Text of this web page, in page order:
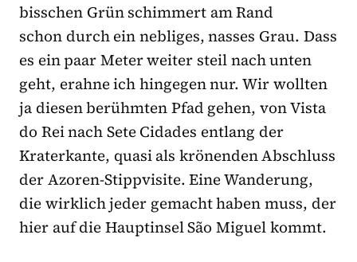
bisschen Grün schimmert am Rand
schon durch ein nebliges, nasses Grau. Dass
es ein paar Meter weiter steil nach unten
geht, erahne ich hingegen nur. Wir wollten
ja diesen berühmten Pfad gehen, von Vista
do Rei nach Sete Cidades entlang der
Kraterkante, quasi als krönenden Abschluss
der Azoren-Stippvisite. Eine Wanderung,
die wirklich jeder gemacht haben muss, der
hier auf die Hauptinsel São Miguel kommt.